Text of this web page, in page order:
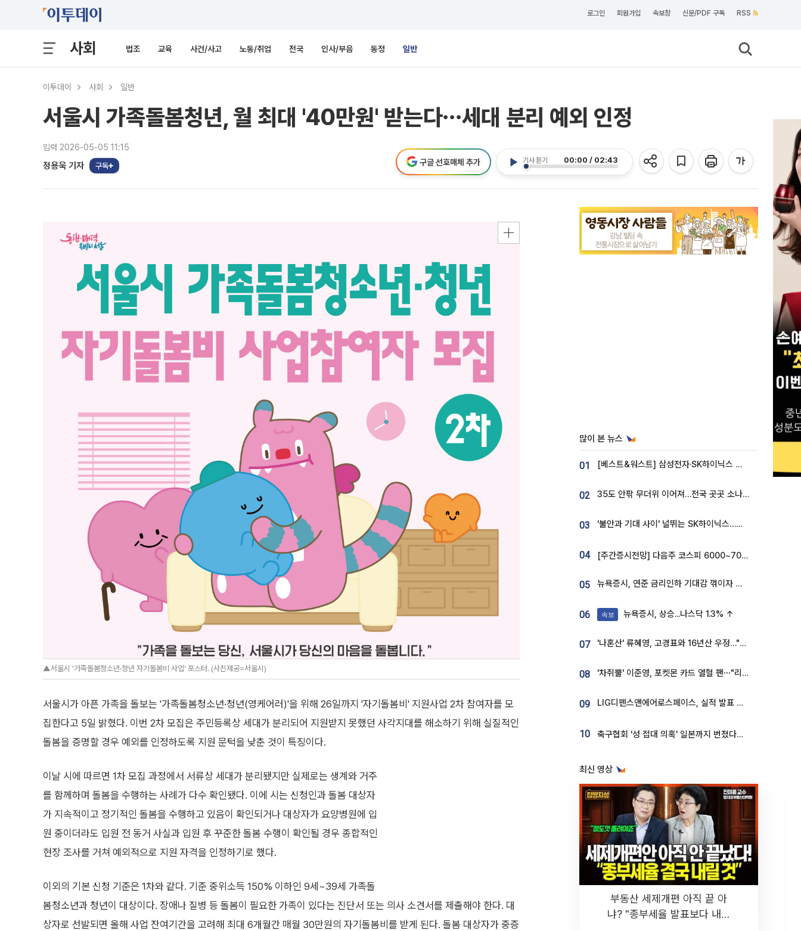
로그인 회원가입 속보창 신문/PDF 구독 RSS
사회 법조 교육 사건/사고 노동/취업 전국 인사/부음 동정 일반
이투데이 사회 일반
서울시 가족돌봄청년, 월 최대 '40만원' 받는다⋯세대 분리 예외 인정
입력 2026-05-05 11:15
정용욱 기자 구독
기사 듣기 00:00 / 02:43
구글 선호매체 추가
▲서울시 '가족돌봄청소년·청년 자기돌봄비 사업' 포스터. (사진제공=서울시)
서울시가 아픈 가족을 돌보는 '가족돌봄청소년·청년(영케어러)'을 위해 26일까지 '자기돌봄비' 지원사업 2차 참여자를 모
집한다고 5일 밝혔다. 이번 2차 모집은 주민등록상 세대가 분리되어 지원받지 못했던 사각지대를 해소하기 위해 실질적인
돌봄을 증명할 경우 예외를 인정하도록 지원 문턱을 낮춘 것이 특징이다.
이날 시에 따르면 1차 모집 과정에서 서류상 세대가 분리됐지만 실제로는 생계와 거주
를 함께하며 돌봄을 수행하는 사례가 다수 확인됐다. 이에 시는 신청인과 돌봄 대상자
가 지속적이고 정기적인 돌봄을 수행하고 있음이 확인되거나 대상자가 요양병원에 입
원 중이더라도 입원 전 동거 사실과 입원 후 꾸준한 돌봄 수행이 확인될 경우 종합적인
현장 조사를 거쳐 예외적으로 지원 자격을 인정하기로 했다.
이외의 기본 신청 기준은 1차와 같다. 기준 중위소득 150% 이하인 9세~39세 가족돌
봄청소년과 청년이 대상이다. 장애나 질병 등 돌봄이 필요한 가족이 있다는 진단서 또는 의사 소견서를 제출해야 한다. 대
상자로 선발되면 올해 사업 잔여기간을 고려해 최대 6개월간 매월 30만원의 자기돌봄비를 받게 된다. 돌봄 대상자가 중증
많이 본 뉴스
01 [베스트&워스트] 삼성전자·SK하이닉스 밀린 한 주…상상인증권은 85% 급등
02 35도 안팎 무더위 이어져…전국 곳곳 소나기 [오늘 날씨]
03 '불안과 기대 사이' 널뛰는 SK하이닉스…증권가 "HBM4·LTA 기반 펀터멘털 견고"
04 [주간증시전망] 다음주 코스피 6000~7000⋯“外人 수급은 정책이 변수”
05 뉴욕증시, 연준 금리인하 기대감 꺾이자 상승...S&P500 사상 최고치 [종합]
06 속보 뉴욕증시, 상승...나스닥 1.3% ↑
07 '나혼산' 류혜영, 고경표와 16년산 우정…"자취방서 부모님과 마주쳐"
08 '차쥐뿔' 이준영, 포켓몬 카드 열혈 팬⋯"리셀러 처단할 것"
09 LIG디펜스앤에어로스페이스, 실적 발표 후 급락→반등⋯증권가 “28년까지 튼튼”
10 축구협회 '성 접대 의혹' 일본까지 번졌다…日 심판 실명 공개
최신 영상
부동산 세제개편 아직 끝 아
냐? "종부세율 발표보다 내릴